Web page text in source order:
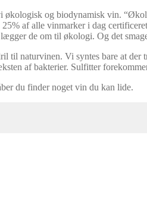
og biodynamisk vin.
af alle vinmarker i dag
de om til økologi. Og det
til naturvinen. Vi syntes bare at
af bakterier. Sulfitter
du finder noget vin du kan lide.